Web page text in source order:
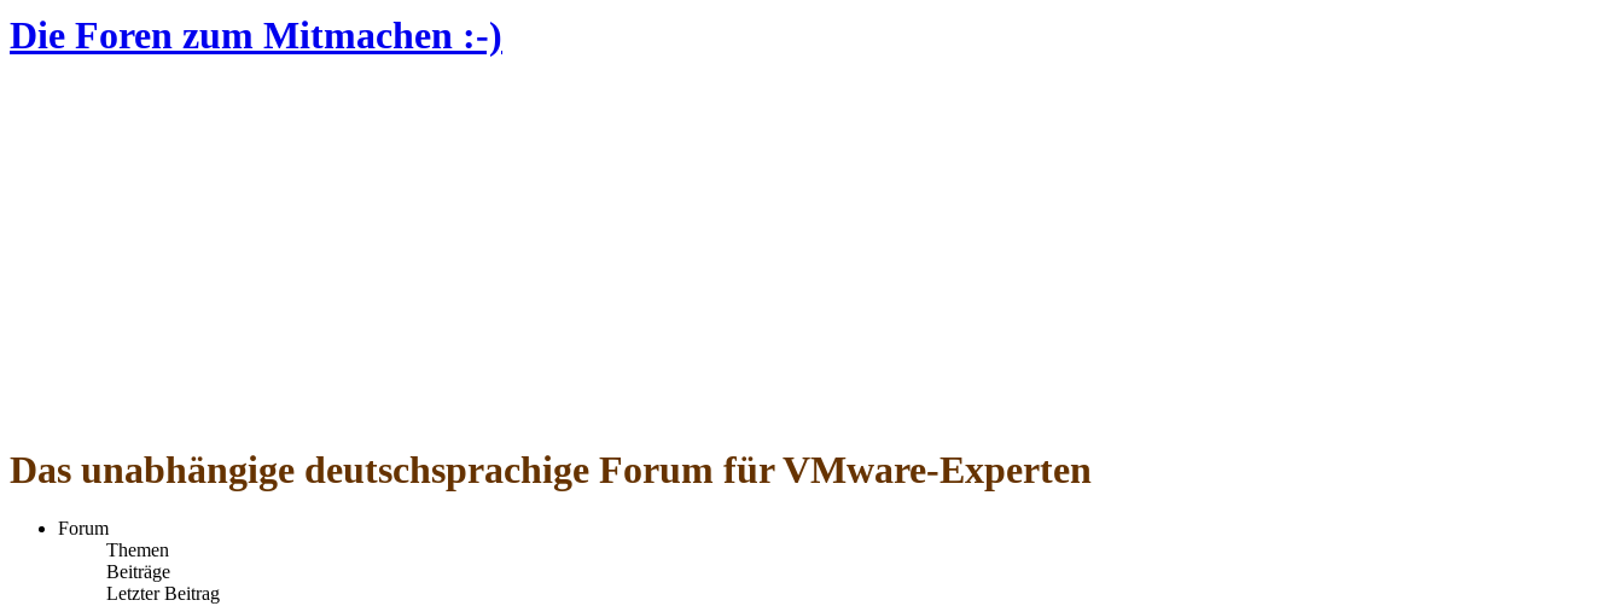
Die Foren zum Mitmachen :-)
Das unabhängige deutschsprachige Forum für VMware-Experten
Forum
Themen
Beiträge
Letzter Beitrag